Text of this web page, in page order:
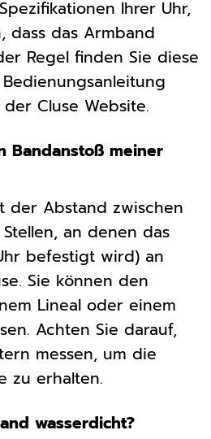
Ihrer Uhr,
dass das Armband
Regel finden Sie diese
Cluse Website.
Bandanstoß meiner
der Abstand zwischen
an denen das
befestigt wird) an
Sie können den
Lineal oder einem
Achten Sie darauf,
messen, um die
zu erhalten.
wasserdicht?